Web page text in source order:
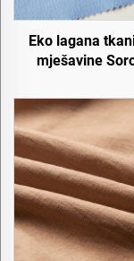
Eko lagana
mješavine